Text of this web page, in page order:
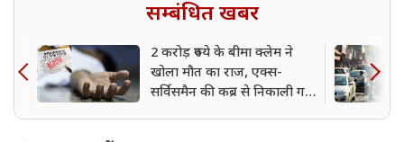
सम्बंधित खबर
2 करोड़ रुपये के बीमा क्लेम ने
खोला मौत का राज, एक्स-
सर्विसमैन की कब्र से निकाली गई